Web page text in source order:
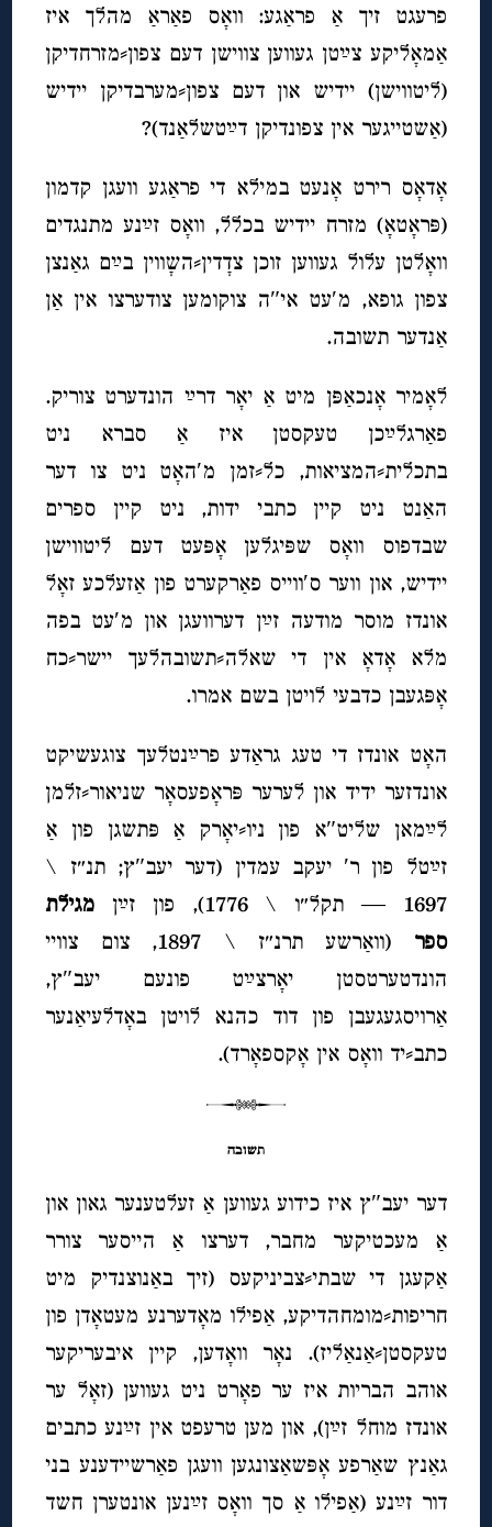
פרעגט זיך אַ פראַגע: וואָס פאַראַ מהלך איז
אַמאָליקע צײַטן געווען צווישן דעם צפון⸗מזרחדיקן
(ליטווישן) יידיש און דעם צפון⸗מערבדיקן יידיש
(אַשטייגער אין צפונדיקן דײַטשלאַנד)?
אָדאָס רירט אָנעט במילא די פראַגע וועגן קדמון
(פּראָטאָ) מזרח יידיש בכלל, וואָס זײַנע מתנגדים
וואָלטן עלול געווען זוכן צדָדין⸗השָווין בײַם גאַנצן
צפון גופא, מ′עט אי″ה צוקומען צודערצו אין אַן
אַנדער תשובה.
לאָמיר אָנכאַפּן מיט אַ יאָר דרײַ הונדערט צוריק.
פאַרגלײַכן טעקסטן איז אַ סברא ניט
בתכלית⸗המציאות, כל⸗זמן מ′האָט ניט צו דער
האַנט ניט קיין כתבי ידות, ניט קיין ספרים
שבדפוס וואָס שפּיגלען אָפּעט דעם ליטווישן
יידיש, און ווער ס′ווייס פאַרקערט פון אַזעלכע זאָל
אונדז מוסר מודעה זײַן דערוועגן און מ′עט בפה
מלא אָדאָ אין די שאלה⸗תשובהלעך יישר⸗כח
אָפּגעבן כדבעי לויטן בשם אמרו.
האָט אונדז די טעג גראַדע פרײַנטלעך צוגעשיקט
אונדזער ידיד און לערער פּראָפעסאָר שניאור⸗זלמן
לײַמאן שליט″א פון ניו⸗יאָרק אַ פּתשגן פון אַ
זײַטל פון ר′ יעקב עמדין (דער יעב″ץ; תנ״ז \
1697 — תקל״ו \ 1776), פון זײַן
מגילת
ספר
(וואַרשע תרנ״ז \ 1897, צום צוויי
הונדטערטסטן יאָרצײַט פונעם יעב″ץ,
אַרויסגעגעבן פון דוד כהנא לויטן באָדלעיאַנער
כתב⸗יד וואָס אין אָקספאָרד).
תשובה
דער יעב″ץ איז כידוע געווען אַ זעלטענער גאון און
אַ מעכטיקער מחבר, דערצו אַ הייסער צורר
אַקעגן די שבתי⸗צביניקעס (זיך באַנוצנדיק מיט
חריפות⸗מומחהדיקע, אַפילו מאָדערנע מעטאָדן פון
טעקסטן⸗אַנאַליז). נאָר וואָדען, קיין איבעריקער
אוהב הבריות איז ער פאָרט ניט געווען (זאָל ער
אונדז מוחל זײַן), און מען טרעפט אין זײַנע כתבים
גאַנץ שאַרפע אָפּשאַצונגען וועגן פאַרשיידענע בני
דור זײַנע (אַפילו אַ סך וואָס זײַנען אונטערן חשד